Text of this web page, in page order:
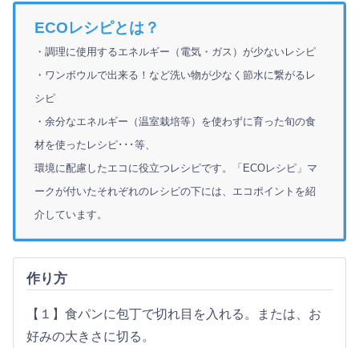
ECOレシピとは？
・調理に使用するエネルギー（電気・ガス）が少ないレシピ
・ワンボウルで出来る！など洗い物が少なく節水に繋がるレ
シピ
・余分なエネルギー（温室栽培等）を使わずに育った旬の食
材を使ったレシピ･･･等、
環境に配慮したエコに役立つレシピです。「ECOレシピ」マ
ークが付いたそれぞれのレシピの下には、エコポイントを紹
介しています。
作り方
【１】食パンに包丁で切れ目を入れる。または、お
好みの大きさに切る。